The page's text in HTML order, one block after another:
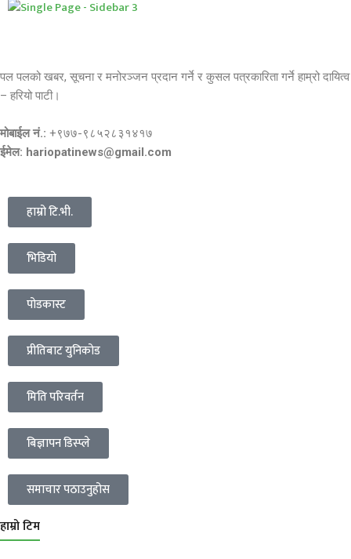
पल पलको खबर, सूचना र मनोरञ्जन प्रदान गर्ने र कुसल पत्रकारिता गर्ने हाम्रो दायित्व
– हरियो पाटी।
मोबाईल नं.: +९७७-९८५२८३१४१७
ईमेल: hariopatinews@gmail.com
हाम्रो टि.भी.
भिडियो
पोडकास्ट
प्रीतिबाट युनिकोड
मिति परिवर्तन
बिज्ञापन डिस्प्ले
समाचार पठाउनुहोस
हाम्रो टिम